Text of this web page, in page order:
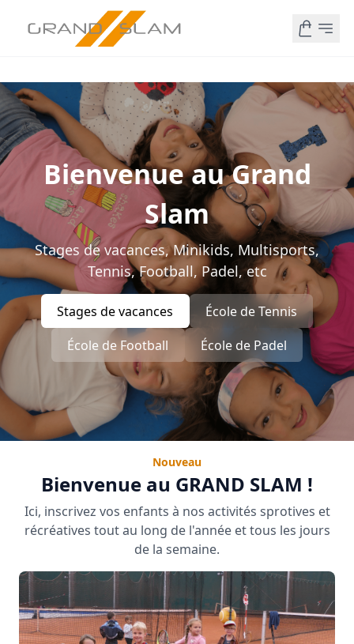
Bienvenue au Grand
Slam
Stages de vacances, Minikids, Multisports,
Tennis, Football, Padel, etc
Stages de vacances
École de Tennis
École de Football
École de Padel
Nouveau
Bienvenue au GRAND SLAM !
Ici, inscrivez vos enfants à nos activités sprotives et
récréatives tout au long de l'année et tous les jours
de la semaine.